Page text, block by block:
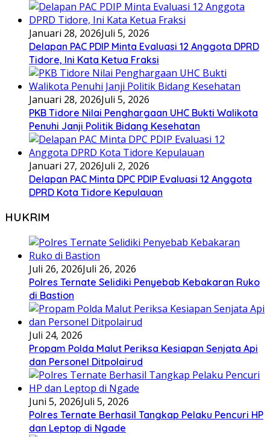
Januari 28, 2026Juli 5, 2026
Delapan PAC PDIP Minta Evaluasi 12 Anggota DPRD
Tidore, Ini Kata Ketua Fraksi
Januari 28, 2026Juli 5, 2026
PKB Tidore Nilai Penghargaan UHC Bukti Walikota
Penuhi Janji Politik Bidang Kesehatan
Januari 27, 2026Juli 2, 2026
Delapan PAC Minta DPC PDIP Evaluasi 12 Anggota
DPRD Kota Tidore Kepulauan
HUKRIM
Juli 26, 2026Juli 26, 2026
Polres Ternate Selidiki Penyebab Kebakaran Ruko
di Bastion
Juli 24, 2026
Propam Polda Malut Periksa Kesiapan Senjata Api
dan Personel Ditpolairud
Juni 5, 2026Juli 5, 2026
Polres Ternate Berhasil Tangkap Pelaku Pencuri HP
dan Leptop di Ngade